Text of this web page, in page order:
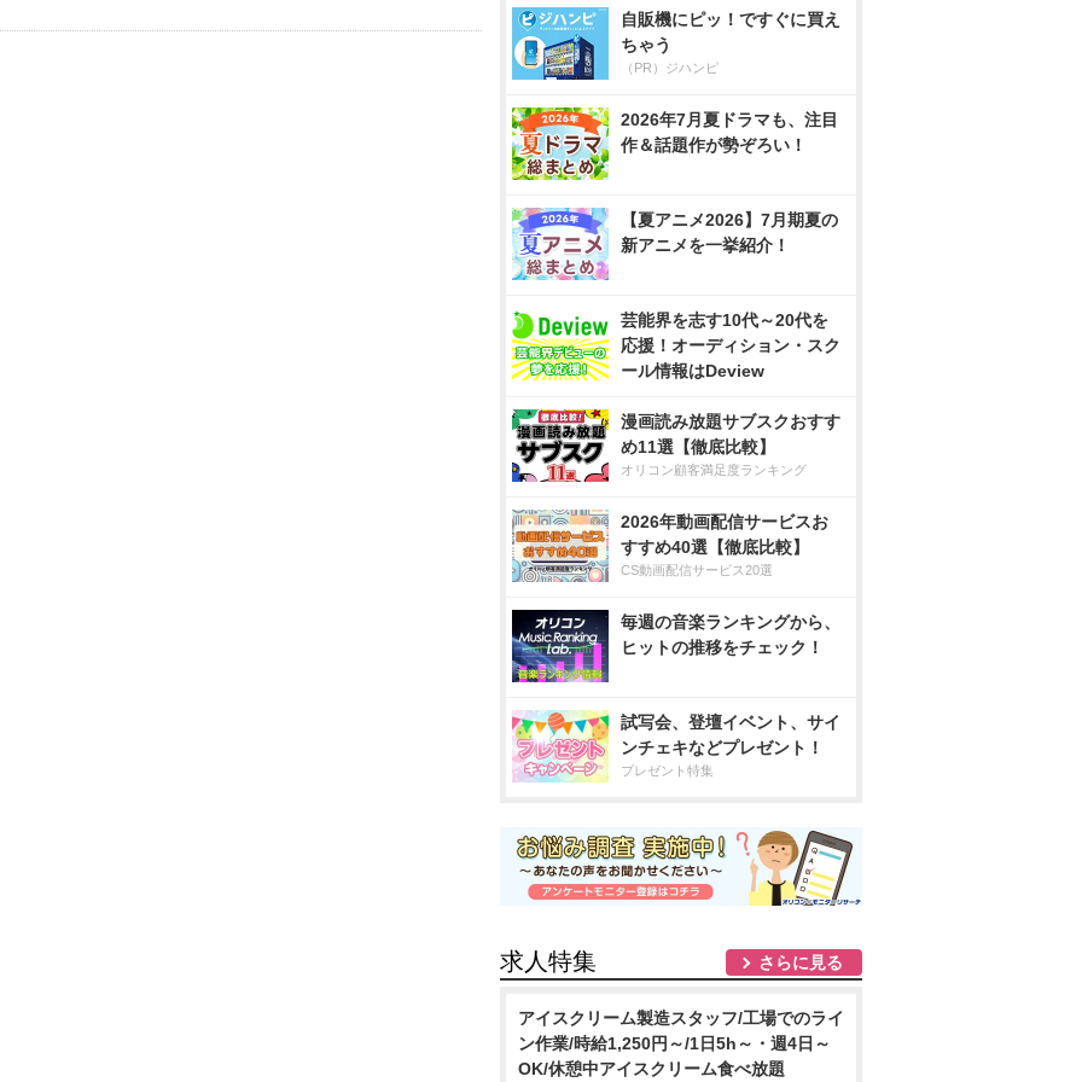
自販機にピッ！ですぐに買え
ちゃう
（PR）ジハンピ
2026年7月夏ドラマも、注目
作＆話題作が勢ぞろい！
【夏アニメ2026】7月期夏の
新アニメを一挙紹介！
芸能界を志す10代～20代を
応援！オーディション・スク
ール情報はDeview
漫画読み放題サブスクおすす
め11選【徹底比較】
オリコン顧客満足度ランキング
2026年動画配信サービスお
すすめ40選【徹底比較】
CS動画配信サービス20選
毎週の音楽ランキングから、
ヒットの推移をチェック！
試写会、登壇イベント、サイ
ンチェキなどプレゼント！
プレゼント特集
求人特集 さらに見る
アイスクリーム製造スタッフ/工場でのライ
ン作業/時給1,250円～/1日5h～・週4日～
OK/休憩中アイスクリーム食べ放題